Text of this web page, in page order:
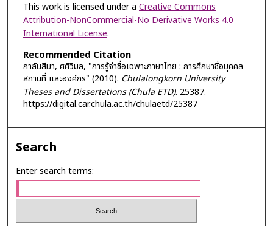
This work is licensed under a Creative Commons
Attribution-NonCommercial-No Derivative Works 4.0
International License.
Recommended Citation
กาลันสีมา, ศศิวิมล, "การรู้จำชื่อเฉพาะภาษาไทย : การศึกษาชื่อบุคคล
สถานที่ และองค์กร" (2010). Chulalongkorn University
Theses and Dissertations (Chula ETD). 25387.
https://digital.car.chula.ac.th/chulaetd/25387
Search
Enter search terms: